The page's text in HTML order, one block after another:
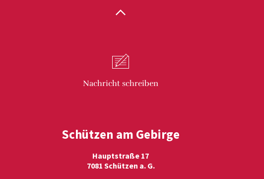
Nachricht schreiben
Schützen am Gebirge
Hauptstraße 17
7081 Schützen a. G.